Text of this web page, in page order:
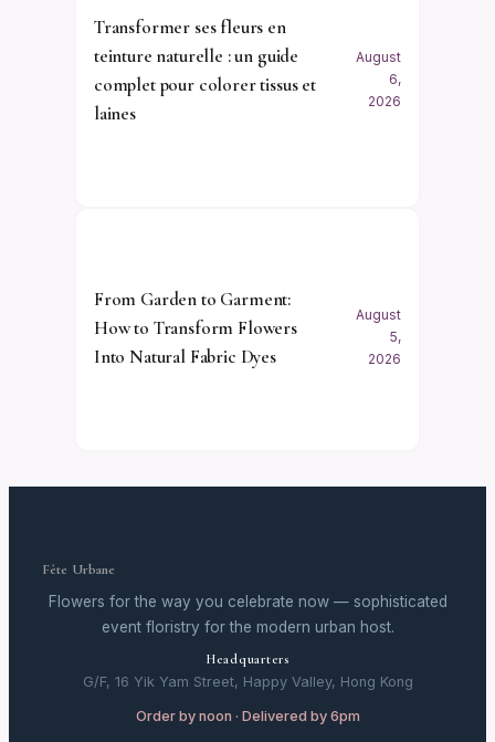
Transformer ses fleurs en
teinture naturelle : un guide
complet pour colorer tissus et
laines
August
6,
2026
From Garden to Garment:
How to Transform Flowers
Into Natural Fabric Dyes
August
5,
2026
Fête Urbane
Flowers for the way you celebrate now — sophisticated
event floristry for the modern urban host.
Headquarters
G/F, 16 Yik Yam Street, Happy Valley, Hong Kong
Order by noon · Delivered by 6pm